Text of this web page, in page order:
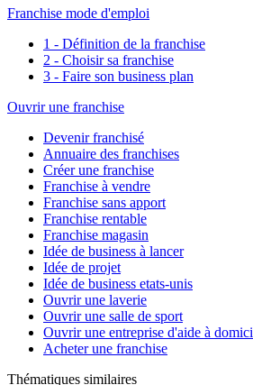
Franchise mode d'emploi
1 - Définition de la franchise
2 - Choisir sa franchise
3 - Faire son business plan
Ouvrir une franchise
Devenir franchisé
Annuaire des franchises
Créer une franchise
Franchise à vendre
Franchise sans apport
Franchise rentable
Franchise magasin
Idée de business à lancer
Idée de projet
Idée de business etats-unis
Ouvrir une laverie
Ouvrir une salle de sport
Ouvrir une entreprise d'aide à
Acheter une franchise
Thématiques similaires